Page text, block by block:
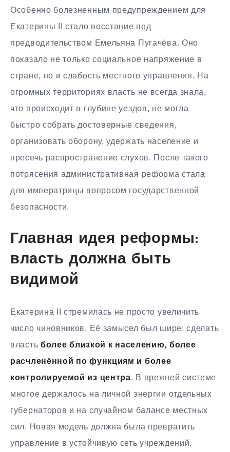
Особенно болезненным предупреждением для
Екатерины II стало восстание под
предводительством Емельяна Пугачёва. Оно
показало не только социальное напряжение в
стране, но и слабость местного управления. На
огромных территориях власть не всегда знала,
что происходит в глубине уездов, не могла
быстро собрать достоверные сведения,
организовать оборону, удержать население и
пресечь распространение слухов. После такого
потрясения административная реформа стала
для императрицы вопросом государственной
безопасности.
Главная идея реформы:
власть должна быть
видимой
Екатерина II стремилась не просто увеличить
число чиновников. Её замысел был шире: сделать
власть более близкой к населению, более
расчленённой по функциям и более
контролируемой из центра. В прежней системе
многое держалось на личной энергии отдельных
губернаторов и на случайном балансе местных
сил. Новая модель должна была превратить
управление в устойчивую сеть учреждений.